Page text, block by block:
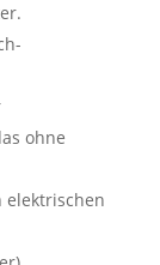
ohne
elektrischen